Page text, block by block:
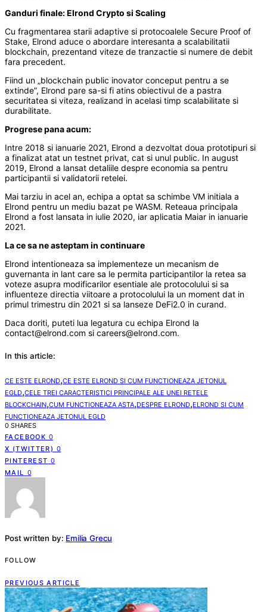
Ganduri finale: Elrond Crypto si Scaling
Cu fragmentarea starii adaptive si protocoalele Secure Proof of
Stake, Elrond aduce o abordare interesanta a scalabilitatii
blockchain, prezentand viteze de tranzactie si numere de debit
fara precedent.
Fiind un „blockchain public inovator conceput pentru a se
extinde”, Elrond pare sa-si fi atins obiectivul de a pastra
securitatea si viteza, realizand in acelasi timp scalabilitate si
durabilitate.
Progrese pana acum:
Intre 2018 si ianuarie 2021, Elrond a dezvoltat doua prototipuri si
a finalizat atat un testnet privat, cat si unul public. In august
2019, Elrond a lansat detaliile despre economia sa pentru
participantii si validatorii retelei.
Mai tarziu in acel an, echipa a optat sa schimbe VM initiala a
Elrond pentru un mediu bazat pe WASM. Reteaua principala
Elrond a fost lansata in iulie 2020, iar aplicatia Maiar in ianuarie
2021.
La ce sa ne asteptam in continuare
Elrond intentioneaza sa implementeze un mecanism de
guvernanta in lant care sa le permita participantilor la retea sa
voteze asupra modificarilor esentiale ale protocolului si sa
influenteze directia viitoare a protocolului la un moment dat in
primul trimestru din 2021 si sa lanseze DeFi2.0 in curand.
Daca doriti, puteti lua legatura cu echipa Elrond la
contact@elrond.com si careers@elrond.com.
In this article:
CE ESTE ELROND,CE ESTE ELROND SI CUM FUNCTIONEAZA JETONUL
EGLD,CELE TREI CARACTERISTICI PRINCIPALE ALE UNEI RETELE
BLOCKCHAIN,CUM FUNCTIONEAZA ASTA,DESPRE ELROND,ELROND SI CUM
FUNCTIONEAZA JETONUL EGLD
0 SHARES
FACEBOOK 0
X (TWITTER) 0
PINTEREST 0
MAIL 0
Post written by: Emilia Grecu
FOLLOW
PREVIOUS ARTICLE